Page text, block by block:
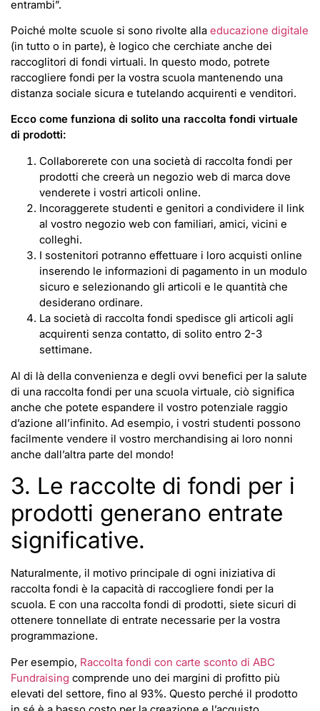
entrambi”.
Poiché molte scuole si sono rivolte alla educazione digitale
(in tutto o in parte), è logico che cerchiate anche dei
raccoglitori di fondi virtuali. In questo modo, potrete
raccogliere fondi per la vostra scuola mantenendo una
distanza sociale sicura e tutelando acquirenti e venditori.
Ecco come funziona di solito una raccolta fondi virtuale
di prodotti:
Collaborerete con una società di raccolta fondi per
prodotti che creerà un negozio web di marca dove
venderete i vostri articoli online.
Incoraggerete studenti e genitori a condividere il link
al vostro negozio web con familiari, amici, vicini e
colleghi.
I sostenitori potranno effettuare i loro acquisti online
inserendo le informazioni di pagamento in un modulo
sicuro e selezionando gli articoli e le quantità che
desiderano ordinare.
La società di raccolta fondi spedisce gli articoli agli
acquirenti senza contatto, di solito entro 2-3
settimane.
Al di là della convenienza e degli ovvi benefici per la salute
di una raccolta fondi per una scuola virtuale, ciò significa
anche che potete espandere il vostro potenziale raggio
d’azione all’infinito. Ad esempio, i vostri studenti possono
facilmente vendere il vostro merchandising ai loro nonni
anche dall’altra parte del mondo!
3. Le raccolte di fondi per i
prodotti generano entrate
significative.
Naturalmente, il motivo principale di ogni iniziativa di
raccolta fondi è la capacità di raccogliere fondi per la
scuola. E con una raccolta fondi di prodotti, siete sicuri di
ottenere tonnellate di entrate necessarie per la vostra
programmazione.
Per esempio, Raccolta fondi con carte sconto di ABC
Fundraising comprende uno dei margini di profitto più
elevati del settore, fino al 93%. Questo perché il prodotto